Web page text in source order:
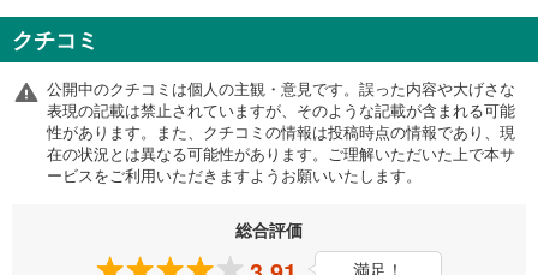
クチコミ
公開中のクチコミは個人の主観・意見です。誤った内容や大げさな
表現の記載は禁止されていますが、そのような記載が含まれる可能
性があります。また、クチコミの情報は投稿時点の情報であり、現
在の状況とは異なる可能性があります。ご理解いただいた上で本サ
ービスをご利用いただきますようお願いいたします。
総合評価
満足！